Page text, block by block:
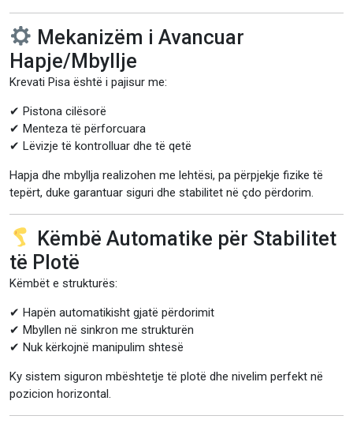
Mekanizëm i Avancuar
Hapje/Mbyllje
Krevati Pisa është i pajisur me:
✔ Pistona cilësorë
✔ Menteza të përforcuara
✔ Lëvizje të kontrolluar dhe të qetë
Hapja dhe mbyllja realizohen me lehtësi, pa përpjekje fizike të
tepërt, duke garantuar siguri dhe stabilitet në çdo përdorim.
Këmbë Automatike për Stabilitet
të Plotë
Këmbët e strukturës:
✔ Hapën automatikisht gjatë përdorimit
✔ Mbyllen në sinkron me strukturën
✔ Nuk kërkojnë manipulim shtesë
Ky sistem siguron mbështetje të plotë dhe nivelim perfekt në
pozicion horizontal.